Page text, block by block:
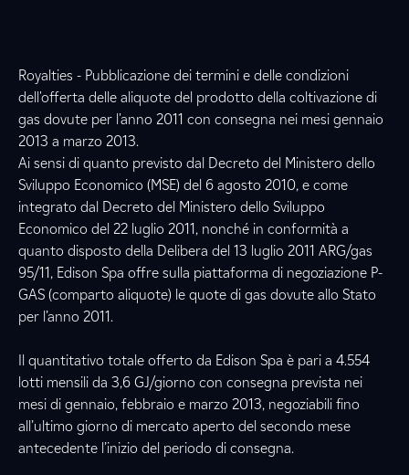
Royalties - Pubblicazione dei termini e delle condizioni
dell'offerta delle aliquote del prodotto della coltivazione di
gas dovute per l'anno 2011 con consegna nei mesi gennaio
2013 a marzo 2013.
Ai sensi di quanto previsto dal Decreto del Ministero dello
Sviluppo Economico (MSE) del 6 agosto 2010, e come
integrato dal Decreto del Ministero dello Sviluppo
Economico del 22 luglio 2011, nonché in conformità a
quanto disposto della Delibera del 13 luglio 2011 ARG/gas
95/11, Edison Spa offre sulla piattaforma di negoziazione P-
GAS (comparto aliquote) le quote di gas dovute allo Stato
per l’anno 2011.
Il quantitativo totale offerto da Edison Spa è pari a 4.554
lotti mensili da 3,6 GJ/giorno con consegna prevista nei
mesi di gennaio, febbraio e marzo 2013, negoziabili fino
all’ultimo giorno di mercato aperto del secondo mese
antecedente l’inizio del periodo di consegna.